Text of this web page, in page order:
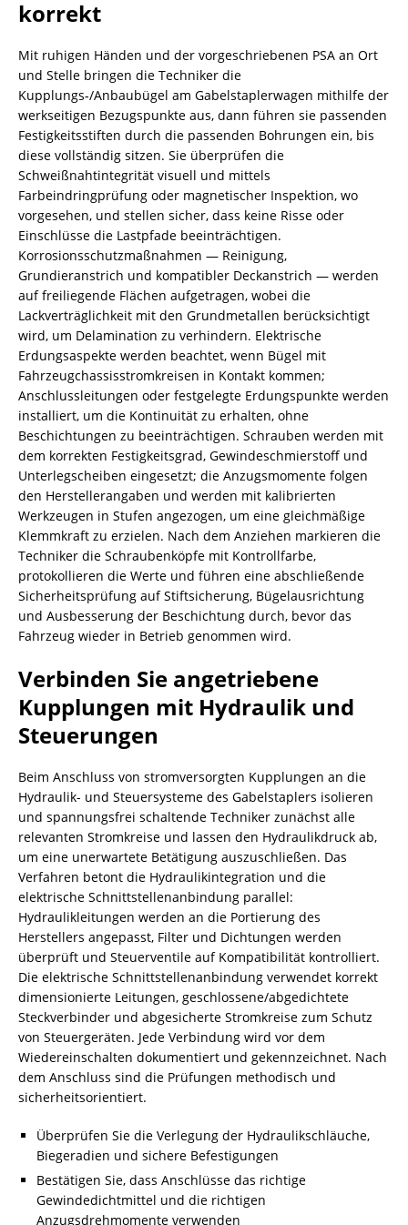
korrekt
Mit ruhigen Händen und der vorgeschriebenen PSA an Ort
und Stelle bringen die Techniker die
Kupplungs‑/Anbaubügel am Gabelstaplerwagen mithilfe der
werkseitigen Bezugspunkte aus, dann führen sie passenden
Festigkeitsstiften durch die passenden Bohrungen ein, bis
diese vollständig sitzen. Sie überprüfen die
Schweißnahtintegrität visuell und mittels
Farbeindringprüfung oder magnetischer Inspektion, wo
vorgesehen, und stellen sicher, dass keine Risse oder
Einschlüsse die Lastpfade beeinträchtigen.
Korrosionsschutzmaßnahmen — Reinigung,
Grundieranstrich und kompatibler Deckanstrich — werden
auf freiliegende Flächen aufgetragen, wobei die
Lackverträglichkeit mit den Grundmetallen berücksichtigt
wird, um Delamination zu verhindern. Elektrische
Erdungsaspekte werden beachtet, wenn Bügel mit
Fahrzeugchassisstromkreisen in Kontakt kommen;
Anschlussleitungen oder festgelegte Erdungspunkte werden
installiert, um die Kontinuität zu erhalten, ohne
Beschichtungen zu beeinträchtigen. Schrauben werden mit
dem korrekten Festigkeitsgrad, Gewindeschmierstoff und
Unterlegscheiben eingesetzt; die Anzugsmomente folgen
den Herstellerangaben und werden mit kalibrierten
Werkzeugen in Stufen angezogen, um eine gleichmäßige
Klemmkraft zu erzielen. Nach dem Anziehen markieren die
Techniker die Schraubenköpfe mit Kontrollfarbe,
protokollieren die Werte und führen eine abschließende
Sicherheitsprüfung auf Stiftsicherung, Bügelausrichtung
und Ausbesserung der Beschichtung durch, bevor das
Fahrzeug wieder in Betrieb genommen wird.
Verbinden Sie angetriebene
Kupplungen mit Hydraulik und
Steuerungen
Beim Anschluss von stromversorgten Kupplungen an die
Hydraulik- und Steuersysteme des Gabelstaplers isolieren
und spannungsfrei schaltende Techniker zunächst alle
relevanten Stromkreise und lassen den Hydraulikdruck ab,
um eine unerwartete Betätigung auszuschließen. Das
Verfahren betont die Hydraulikintegration und die
elektrische Schnittstellenanbindung parallel:
Hydraulikleitungen werden an die Portierung des
Herstellers angepasst, Filter und Dichtungen werden
überprüft und Steuerventile auf Kompatibilität kontrolliert.
Die elektrische Schnittstellenanbindung verwendet korrekt
dimensionierte Leitungen, geschlossene/abgedichtete
Steckverbinder und abgesicherte Stromkreise zum Schutz
von Steuergeräten. Jede Verbindung wird vor dem
Wiedereinschalten dokumentiert und gekennzeichnet. Nach
dem Anschluss sind die Prüfungen methodisch und
sicherheitsorientiert.
Überprüfen Sie die Verlegung der Hydraulikschläuche,
Biegeradien und sichere Befestigungen
Bestätigen Sie, dass Anschlüsse das richtige
Gewindedichtmittel und die richtigen
Anzugsdrehmomente verwenden